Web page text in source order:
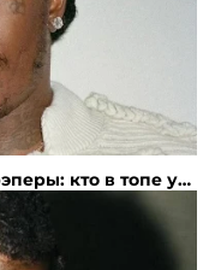
кто в топе у